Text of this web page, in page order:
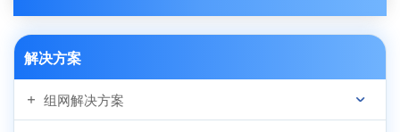
解决方案
组网解决方案